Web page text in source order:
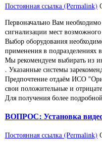
Постоянная ссылка (Permalink)
Первоначально Вам
сигнализации мест
Выбор оборудования
применения в подразделениях
Мы рекомендуем выбирать из
. Указанные системы
Предпочтение отдаём ИСО
свои положительные и
Для получения более
ВОПРОС: Установка
Постоянная ссылка (Permalink)